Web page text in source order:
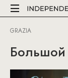
GRAZIA